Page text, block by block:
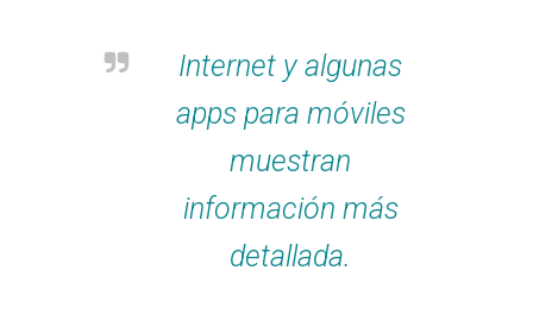
Internet y algunas
apps para móviles
muestran
información más
detallada.